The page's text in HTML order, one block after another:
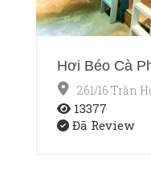
Hơi Béo Cà
261/16 Trần
13377
Đã Review